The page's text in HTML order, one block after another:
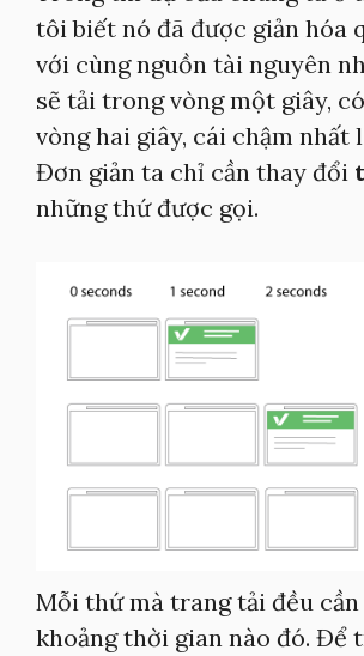
tôi biết nó đã được giản hóa
với cùng nguồn tài nguyên
sẽ tải trong vòng một giây,
vòng hai giây, cái chậm nhất
Đơn giản ta chỉ cần thay đổi
những thứ được gọi.
Mỗi thứ mà trang tải đều
khoảng thời gian nào đó. Để